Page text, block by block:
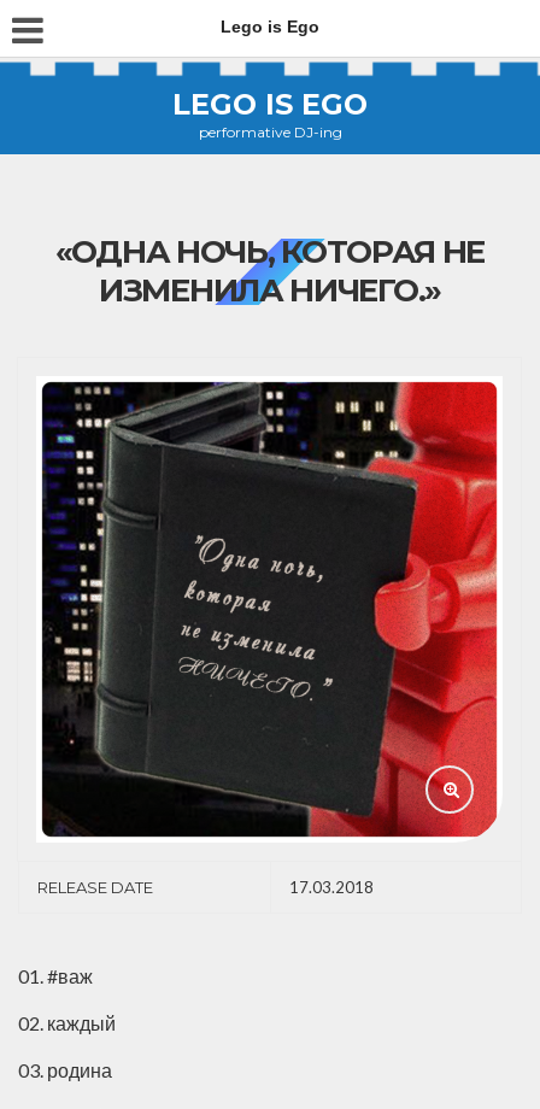
Lego is Ego
LEGO IS EGO
performative DJ-ing
«ОДНА НОЧЬ, КОТОРАЯ НЕ
ИЗМЕНИЛА НИЧЕГО.»
RELEASE DATE 17.03.2018
01. #важ
02. каждый
03. родина